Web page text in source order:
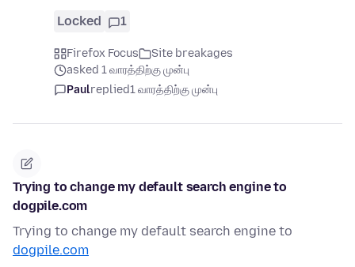
Locked 1
Firefox Focus
Site breakages
asked 1 வாரத்திற்கு முன்பு
Paulreplied1 வாரத்திற்கு முன்பு
Trying to change my default search engine to
dogpile.com
Trying to change my default search engine to
dogpile.com